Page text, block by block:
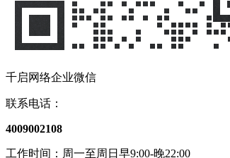
千启网络企业微信
联系电话：
4009002108
工作时间：周一至周日早9:00-晚22:00